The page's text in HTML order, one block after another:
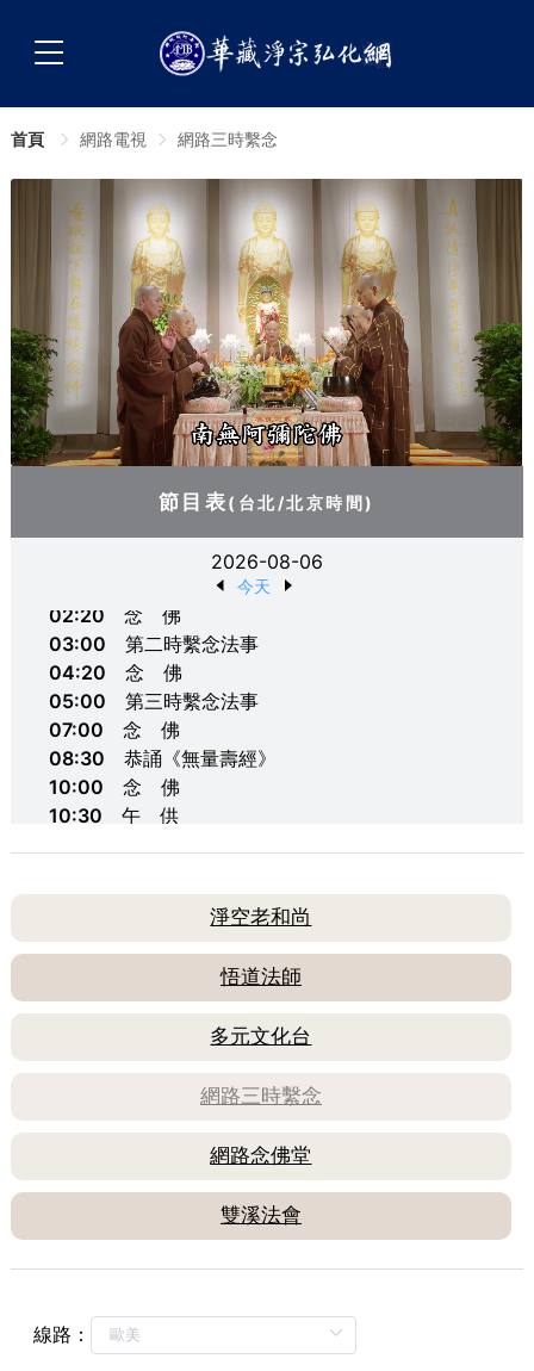
首頁 網路電視 網路三時繫念
節目表(台北/北京時間)
2026-08-06
今天
第一時繫念法事
02:20
念 佛
03:00
第二時繫念法事
04:20
念 佛
05:00
第三時繫念法事
07:00
念 佛
08:30
恭誦《無量壽經》
10:00
念 佛
10:30
午 供
15:20
念 佛
第二時繫念法事
17:20
念 佛
第三時繫念法事
20:30
念 佛
恭誦《無量壽經》
22:30
午 供
淨空老和尚
悟道法師
多元文化台
網路三時繫念
網路念佛堂
雙溪法會
線路：